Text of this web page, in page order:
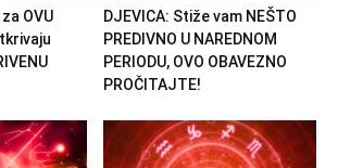
OVU
DJEVICA: Stiže vam NEŠTO
PREDIVNO U NAREDNOM
PERIODU, OVO OBAVEZNO
PROČITAJTE!